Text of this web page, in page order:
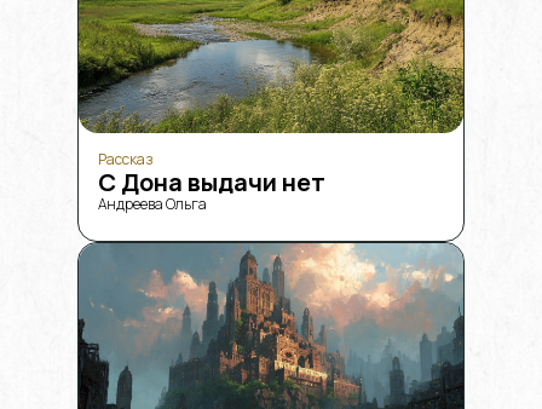
Рассказ
С Дона выдачи нет
Андреева Ольга